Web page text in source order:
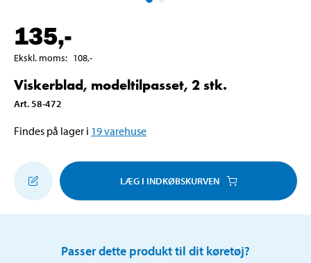
135,-
Ekskl. moms: 108,-
Viskerblad, modeltilpasset, 2 stk.
Art. 58-472
Findes på lager i 19varehuse
LÆG I INDKØBSKURVEN
Passer dette produkt til dit køretøj?